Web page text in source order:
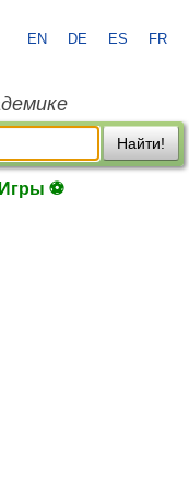
EN DE ES FR
Найти!
Игры ⚽